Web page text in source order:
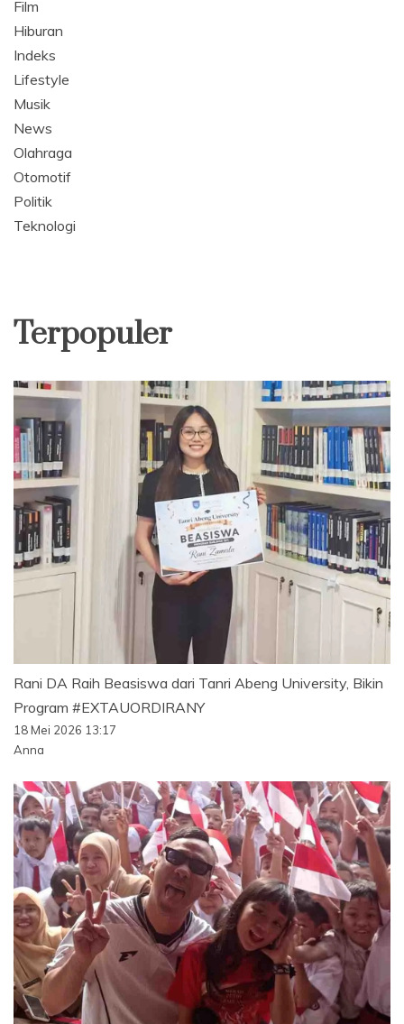
Film
Hiburan
Indeks
Lifestyle
Musik
News
Olahraga
Otomotif
Politik
Teknologi
Terpopuler
Rani DA Raih Beasiswa dari Tanri Abeng University, Bikin
Program #EXTAUORDIRANY
18 Mei 2026 13:17
Anna